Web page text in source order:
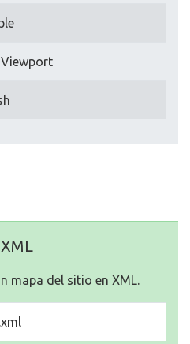
mapa del sitio en XML.